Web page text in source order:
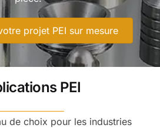
projet PEI sur mesure
PEI
de choix pour les industries